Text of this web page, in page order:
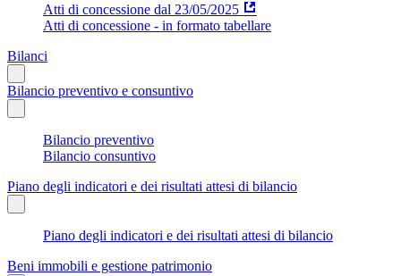
Atti di concessione dal 23/05/2025
Atti di concessione - in formato tabellare
Bilanci
Bilancio preventivo e consuntivo
Bilancio preventivo
Bilancio consuntivo
Piano degli indicatori e dei risultati attesi di bilancio
Piano degli indicatori e dei risultati attesi di bilancio
Beni immobili e gestione patrimonio